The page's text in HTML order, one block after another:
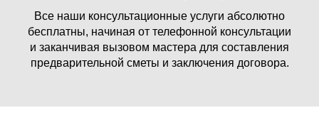
Все наши консультационные услуги абсолютно
бесплатны, начиная от телефонной консультации
и заканчивая вызовом мастера для составления
предварительной сметы и заключения договора.